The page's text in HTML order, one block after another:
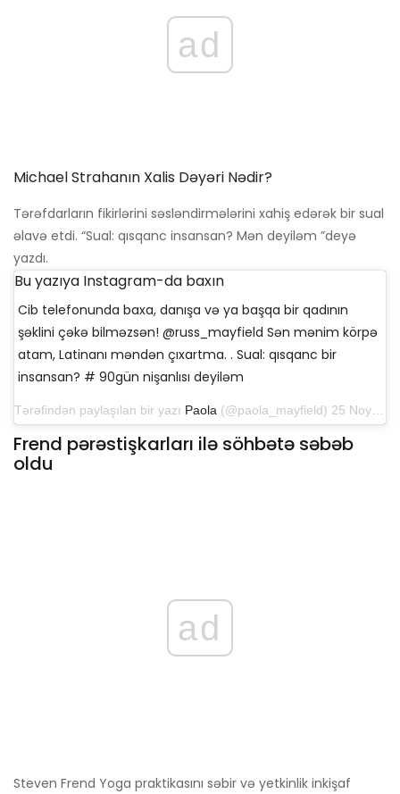
ad
Michael Strahanın Xalis Dəyəri Nədir?
Tərəfdarların fikirlərini səsləndirmələrini xahiş edərək bir sual
əlavə etdi. “Sual: qısqanc insansan? Mən deyiləm ”deyə
yazdı.
Bu yazıya Instagram-da baxın
Cib telefonunda baxa, danışa və ya başqa bir qadının
şəklini çəkə bilməzsən! @russ_mayfield Sən mənim körpə
atam, Latinanı məndən çıxartma. . Sual: qısqanc bir
insansan? # 90gün nişanlısı deyiləm
Tərəfindən paylaşılan bir yazı Paola (@paola_mayfield) 25 Noyabr 2019 tarixində PST 8: 07-də
Frend pərəstişkarları ilə söhbətə səbəb
oldu
ad
Steven Frend Yoga praktikasını səbir və yetkinlik inkişaf